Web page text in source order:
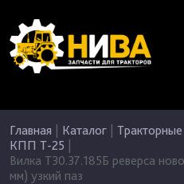
Главная Каталог Тракторные
КПП Т-25
Вилка Т30.37.185Б реверса
мм) узкий паз